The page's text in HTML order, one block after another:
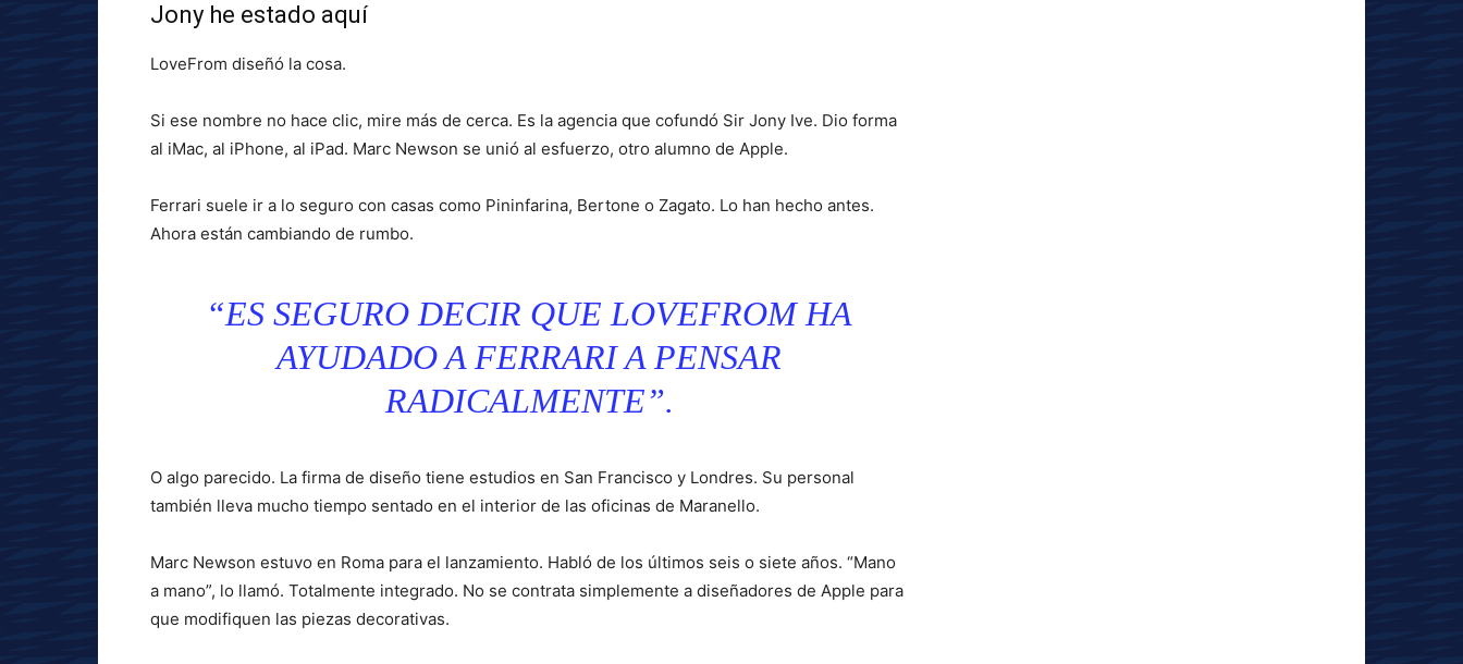
Jony he estado aquí
LoveFrom diseñó la cosa.
Si ese nombre no hace clic, mire más de cerca. Es la agencia que cofundó Sir Jony Ive. Dio forma
al iMac, al iPhone, al iPad. Marc Newson se unió al esfuerzo, otro alumno de Apple.
Ferrari suele ir a lo seguro con casas como Pininfarina, Bertone o Zagato. Lo han hecho antes.
Ahora están cambiando de rumbo.
“ES SEGURO DECIR QUE LOVEFROM HA
AYUDADO A FERRARI A PENSAR
RADICALMENTE”.
O algo parecido. La firma de diseño tiene estudios en San Francisco y Londres. Su personal
también lleva mucho tiempo sentado en el interior de las oficinas de Maranello.
Marc Newson estuvo en Roma para el lanzamiento. Habló de los últimos seis o siete años. “Mano
a mano”, lo llamó. Totalmente integrado. No se contrata simplemente a diseñadores de Apple para
que modifiquen las piezas decorativas.